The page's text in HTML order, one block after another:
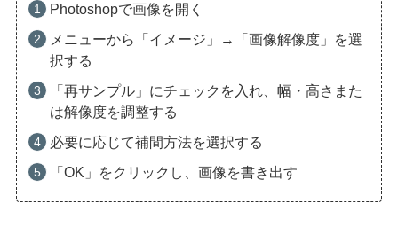
Photoshopで画像を開く
メニューから「イメージ」→「画像解像度」を選
択する
「再サンプル」にチェックを入れ、幅・高さまた
は解像度を調整する
必要に応じて補間方法を選択する
「OK」をクリックし、画像を書き出す